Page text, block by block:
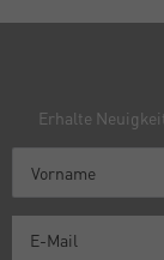
Erhalte